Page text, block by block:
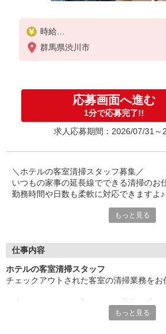
時給
清掃 1,100円〜1,200円
※給与幅は経験・能力・資格によ
群馬県渋川市
応募画面へ進む
1分で応募完了!!
求人応募期間：2026/07/31～
＼ホテルの客室清掃スタッフ募集／
いつもの家事の延長線でできる清掃のお
勤務時間や日数も柔軟に対応できますよ♪
・接客なし！もくもくとお仕事をするこ
安心して就業していただける環境をご用
お気軽にご応募下さい。
もっと見る
仕事内容
ホテルの客室清掃スタッフ
チェックアウトされた客室の清掃業務をお
新たにご宿泊されるお客様が快適にくつろ
もっと見る